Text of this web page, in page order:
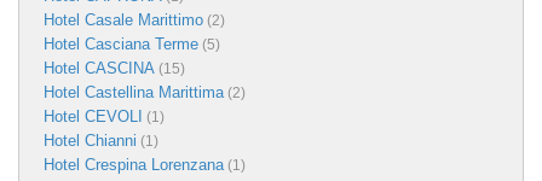
Hotel Casale Marittimo (2)
Hotel Casciana Terme (5)
Hotel CASCINA (15)
Hotel Castellina Marittima (2)
Hotel CEVOLI (1)
Hotel Chianni (1)
Hotel Crespina Lorenzana (1)